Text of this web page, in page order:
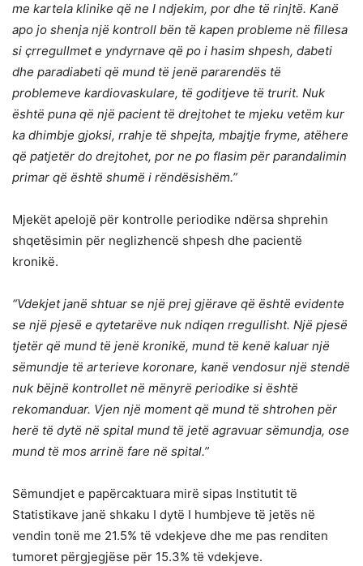
me kartela klinike që ne I ndjekim, por dhe të rinjtë. Kanë
apo jo shenja një kontroll bën të kapen probleme në fillesa
si çrregullmet e yndyrnave që po i hasim shpesh, dabeti
dhe paradiabeti që mund të jenë pararendës të
problemeve kardiovaskulare, të goditjeve të trurit. Nuk
është puna që një pacient të drejtohet te mjeku vetëm kur
ka dhimbje gjoksi, rrahje të shpejta, mbajtje fryme, atëhere
që patjetër do drejtohet, por ne po flasim për parandalimin
primar që është shumë i rëndësishëm.”
Mjekët apelojë për kontrolle periodike ndërsa shprehin
shqetësimin për neglizhencë shpesh dhe pacientë
kronikë.
“Vdekjet janë shtuar se një prej gjërave që është evidente
se një pjesë e qytetarëve nuk ndiqen rregullisht. Një pjesë
tjetër që mund të jenë kronikë, mund të kenë kaluar një
sëmundje të arterieve koronare, kanë vendosur një stendë
nuk bëjnë kontrollet në mënyrë periodike si është
rekomanduar. Vjen një moment që mund të shtrohen për
herë të dytë në spital mund të jetë agravuar sëmundja, ose
mund të mos arrinë fare në spital.”
Sëmundjet e papërcaktuara mirë sipas Institutit të
Statistikave janë shkaku I dytë I humbjeve të jetës në
vendin tonë me 21.5% të vdekjeve dhe me pas renditen
tumoret përgjegjëse për 15.3% të vdekjeve.